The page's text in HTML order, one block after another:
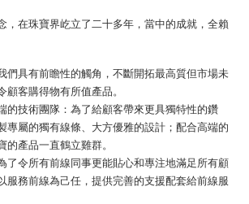
，在珠寶界屹立了二十多年，當中的成就，全賴
們具有前瞻性的觸角，不斷開拓最高質但市場未
客購得物有所值產品。
的技術團隊：為了給顧客帶來更具獨特性的鑽
專屬的獨有線條、大方優雅的設計；配合高端的
產品一直鶴立雞群。
了令所有前線同事更能貼心和專注地滿足所有顧
服務前線為己任，提供完善的支援配套給前線服